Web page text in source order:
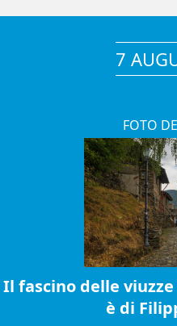
7
FOTO
Il fascino delle
è di